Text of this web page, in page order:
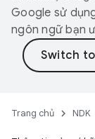
Google sử
ngôn ngữ bạn
Trang chủ NDK